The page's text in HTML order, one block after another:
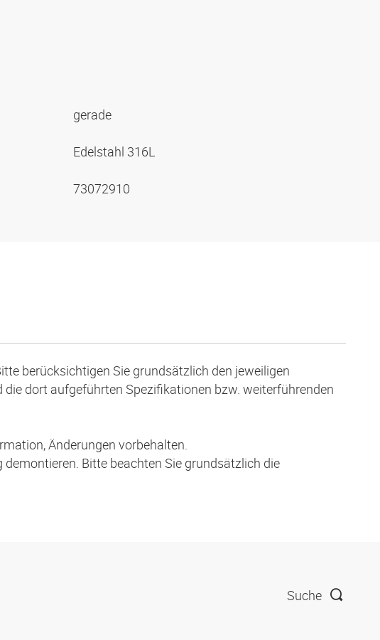
gerade
Edelstahl 316L
73072910
berücksichtigen Sie grundsätzlich den jeweiligen
dort aufgeführten Spezifikationen bzw. weiterführenden
Änderungen vorbehalten.
Bitte beachten Sie grundsätzlich die
Suche